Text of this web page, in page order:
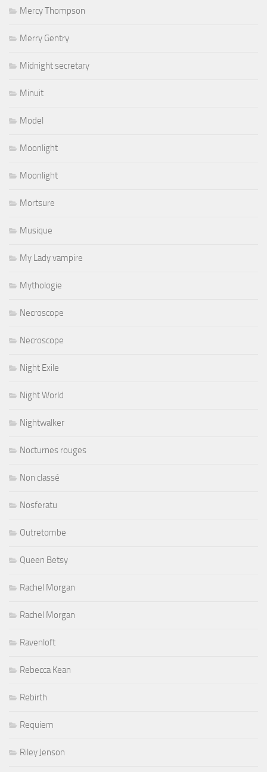
Mercy Thompson
Merry Gentry
Midnight secretary
Minuit
Model
Moonlight
Moonlight
Mortsure
Musique
My Lady vampire
Mythologie
Necroscope
Necroscope
Night Exile
Night World
Nightwalker
Nocturnes rouges
Non classé
Nosferatu
Outretombe
Queen Betsy
Rachel Morgan
Rachel Morgan
Ravenloft
Rebecca Kean
Rebirth
Requiem
Riley Jenson